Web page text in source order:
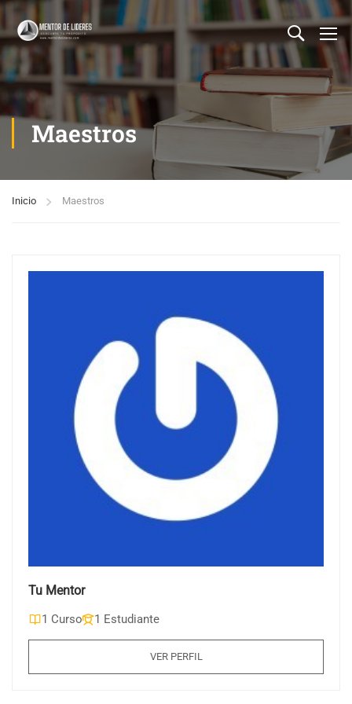
Maestros
Inicio Maestros
Tu Mentor
1 Curso 1 Estudiante
VER PERFIL